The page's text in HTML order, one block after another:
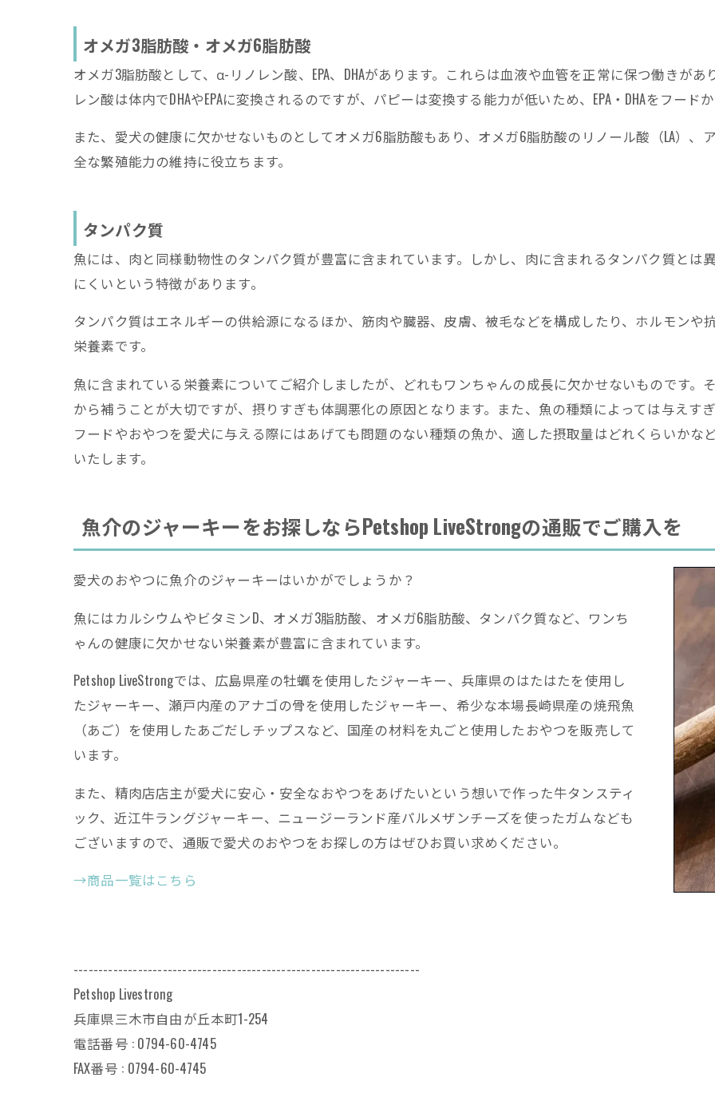
オメガ3脂肪酸・オメガ6脂肪酸
オメガ3脂肪酸として、α-リノレン酸、EPA、DHAがあります。これらは血液や血管を正常に保つ働きが
レン酸は体内でDHAやEPAに変換されるのですが、パピーは変換する能力が低いため、EPA・DHAをフー
また、愛犬の健康に欠かせないものとしてオメガ6脂肪酸もあり、オメガ6脂肪酸のリノール酸（LA）、
全な繁殖能力の維持に役立ちます。
タンパク質
魚には、肉と同様動物性のタンパク質が豊富に含まれています。しかし、肉に含まれるタンパク質とは
にくいという特徴があります。
タンパク質はエネルギーの供給源になるほか、筋肉や臓器、皮膚、被毛などを構成したり、ホルモンや
栄養素です。
魚に含まれている栄養素についてご紹介しましたが、どれもワンちゃんの成長に欠かせないものです。
から補うことが大切ですが、摂りすぎも体調悪化の原因となります。また、魚の種類によっては与えす
フードやおやつを愛犬に与える際にはあげても問題のない種類の魚か、適した摂取量はどれくらいか
いたします。
魚介のジャーキーをお探しならPetshop LiveStrongの通販でご購入を
愛犬のおやつに魚介のジャーキーはいかがでしょうか？
魚にはカルシウムやビタミンD、オメガ3脂肪酸、オメガ6脂肪酸、タンパク質など、ワンち
ゃんの健康に欠かせない栄養素が豊富に含まれています。
Petshop LiveStrongでは、広島県産の牡蠣を使用したジャーキー、兵庫県のはたはたを使用し
たジャーキー、瀬戸内産のアナゴの骨を使用したジャーキー、希少な本場長崎県産の焼飛魚
（あご）を使用したあごだしチップスなど、国産の材料を丸ごと使用したおやつを販売して
います。
また、精肉店店主が愛犬に安心・安全なおやつをあげたいという想いで作った牛タンスティ
ック、近江牛ラングジャーキー、ニュージーランド産パルメザンチーズを使ったガムなども
ございますので、通販で愛犬のおやつをお探しの方はぜひお買い求めください。
→商品一覧はこちら
----------------------------------------------------------------------
Petshop Livestrong
兵庫県三木市自由が丘本町1-254
電話番号 : 0794-60-4745
FAX番号 : 0794-60-4745